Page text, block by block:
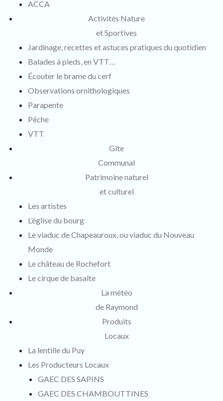
ACCA
Activités Nature
et Sportives
Jardinage, recettes et astuces pratiques du quotidien
Balades à pieds, en VTT…
Écouter le brame du cerf
Observations ornithologiques
Parapente
Pêche
VTT
Gîte
Communal
Patrimoine naturel
et culturel
Les artistes
L’église du bourg
Le viaduc de Chapeauroux, ou viaduc du Nouveau
Monde
Le château de Rochefort
Le cirque de basalte
La météo
de Raymond
Produits
Locaux
La lentille du Puy
Les Producteurs Locaux
GAEC DES SAPINS
GAEC DES CHAMBOUTTINES